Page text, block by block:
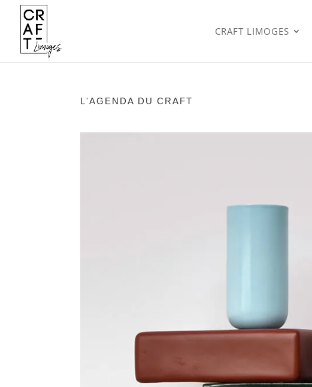
CRAFT LIMOGES
L'AGENDA DU CRAFT